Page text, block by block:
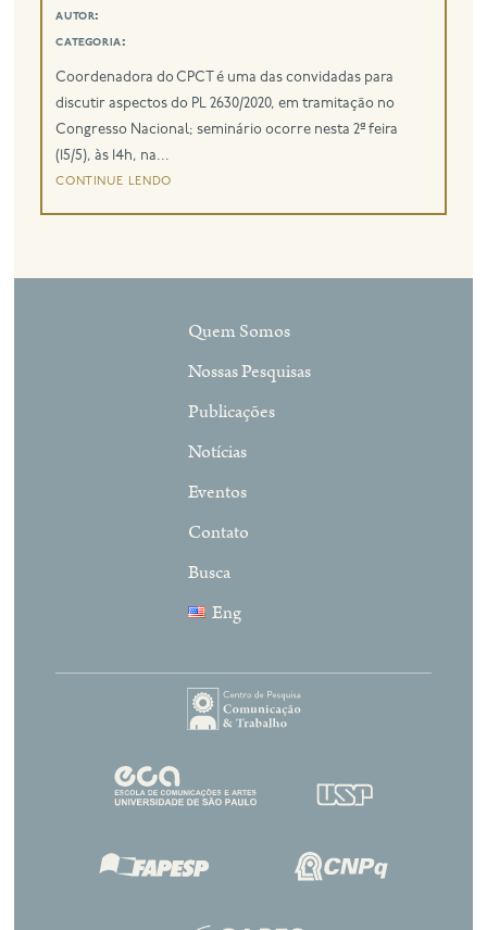
autor:
categoria:
Coordenadora do CPCT é uma das convidadas para
discutir aspectos do PL 2630/2020, em tramitação no
Congresso Nacional; seminário ocorre nesta 2ª feira
(15/5), às 14h, na...
continue lendo
Quem Somos
Nossas Pesquisas
Publicações
Notícias
Eventos
Contato
Busca
Eng